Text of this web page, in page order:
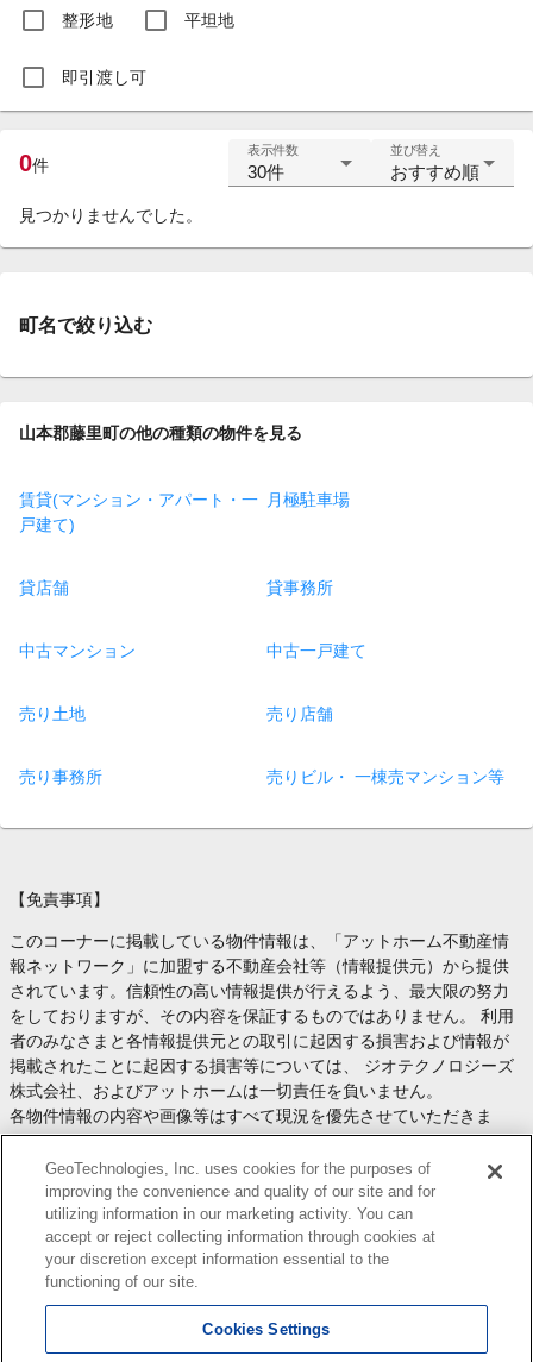
整形地 平坦地
即引渡し可
0件
表示件数
30件
並び替え
おすすめ順
見つかりませんでした。
町名で絞り込む
山本郡藤里町の他の種類の物件を見る
賃貸(マンション・アパート・一
戸建て)
月極駐車場
貸店舗 貸事務所
中古マンション 中古一戸建て
売り土地 売り店舗
売り事務所 売りビル・ 一棟売マンション等
【免責事項】
このコーナーに掲載している物件情報は、「アットホーム不動産情
報ネットワーク」に加盟する不動産会社等（情報提供元）から提供
されています。信頼性の高い情報提供が行えるよう、最大限の努力
をしておりますが、その内容を保証するものではありません。 利用
者のみなさまと各情報提供元との取引に起因する損害および情報が
掲載されたことに起因する損害等については、 ジオテクノロジーズ
株式会社、およびアットホームは一切責任を負いません。
各物件情報の内容や画像等はすべて現況を優先させていただきま
す。
お取引等（お取引の準備、資金調達等を含みます）の際には、内容
や契約条件等について、 各情報提供元より十分な説明を受け、ご自
身でご確認の上、判断してください。
このコーナーへの物件情報のご掲載、その他不動産業務ソリューシ
ョン等についての不動産会社様のお問合せはこちら
します。
GeoTechnologies, Inc. uses cookies for the purposes of
improving the convenience and quality of our site and for
utilizing information in our marketing activity. You can
accept or reject collecting information through cookies at
your discretion except information essential to the
functioning of our site.
Cookies Settings